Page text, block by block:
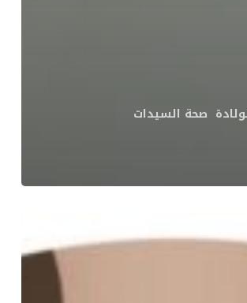
صحة السيدات